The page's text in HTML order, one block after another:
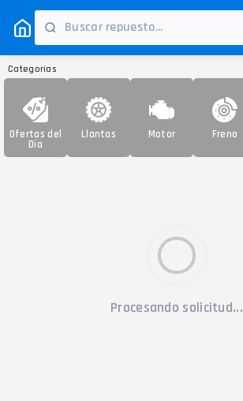
Categorías
Ofertas del
Día
Llantas Motor Freno
Procesando solicitud...